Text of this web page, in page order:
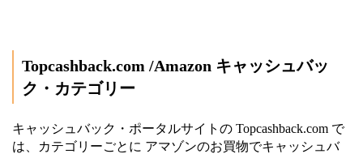
Topcashback.com /Amazon キャッシュバッ
ク・カテゴリー
キャッシュバック・ポータルサイトの Topcashback.com で
は、カテゴリーごとに アマゾンのお買物でキャッシュバ